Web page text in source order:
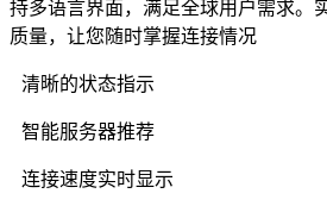
持多语言界面，满足全球用户需求。
质量，让您随时掌握连接情况
清晰的状态指示
智能服务器推荐
连接速度实时显示